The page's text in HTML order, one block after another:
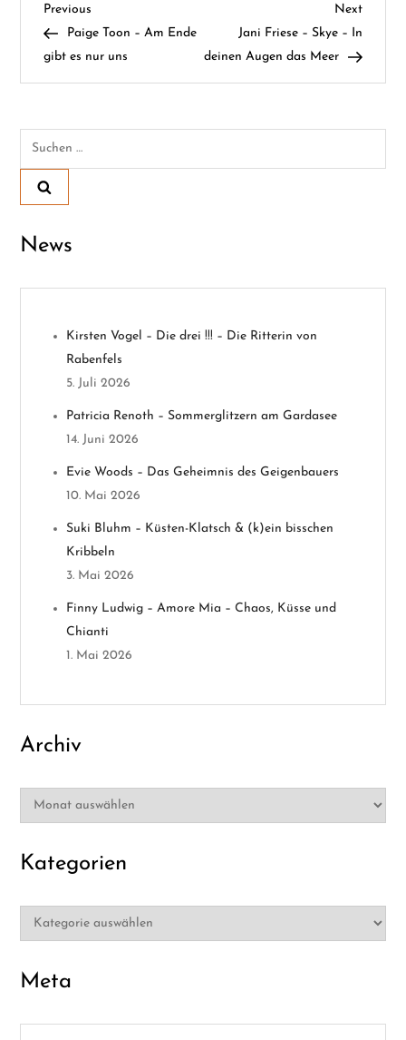
B
e
t
r
g
s
n
v
a
n
Previous
Post
Previous
Paige Toon – Am Ende
gibt es nur uns
Next
Post
Next
Jani Friese – Skye – In
deinen Augen das Meer
Suchen
News
Kirsten Vogel – Die drei !!! – Die Ritterin von
Rabenfels
5. Juli 2026
Patricia Renoth – Sommerglitzern am Gardasee
14. Juni 2026
Evie Woods – Das Geheimnis des Geigenbauers
10. Mai 2026
Suki Bluhm – Küsten-Klatsch & (k)ein bisschen
Kribbeln
3. Mai 2026
Finny Ludwig – Amore Mia – Chaos, Küsse und
Chianti
1. Mai 2026
Archiv
Archiv
Kategorien
Kategorien
Meta